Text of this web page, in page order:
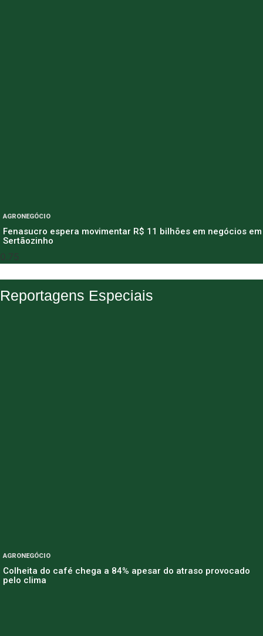
AGRONEGÓCIO
Fenasucro espera movimentar R$ 11 bilhões em negócios em
Sertãozinho
Reportagens Especiais
AGRONEGÓCIO
Colheita do café chega a 84% apesar do atraso provocado
pelo clima